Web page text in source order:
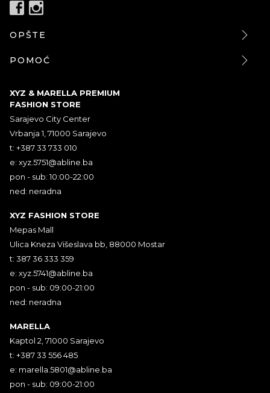
OPŠTE
POMOĆ
XYZ & MARELLA PREMIUM
FASHION STORE
Sarajevo City Center
Vrbanja 1, 71000 Sarajevo
t: +387 33 733 010
e: xyz.5751@abline.ba
pon - sub: 10:00-22:00
ned: neradna
XYZ FASHION STORE
Mepas Mall
Ulica Kneza Višeslava bb, 88000 Mostar
t: 387 36 333 359
e: xyz.5741@abline.ba
pon - sub: 09:00-21:00
ned: neradna
MARELLA
Kaptol 2, 71000 Sarajevo
t: +387 33 556 485
e: marella.5801@abline.ba
pon - sub: 09:00-21:00